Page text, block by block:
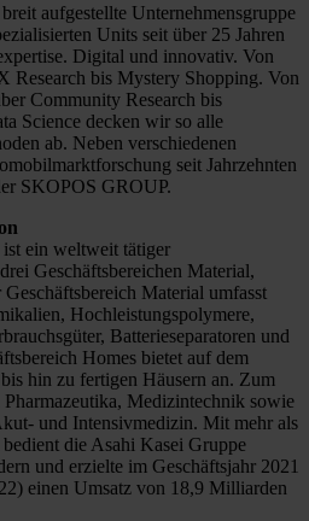
aufgestellte Unternehmensgruppe
Units seit über 25 Jahren
Digital und innovativ. Von
Research bis Mystery Shopping. Von
Community Research bis
Science decken wir so alle
ab. Neben verschiedenen
seit Jahrzehnten
SKOPOS GROUP.
ein weltweit tätiger
Geschäftsbereichen Material,
Material umfasst
Hochleistungspolymere,
Batterieseparatoren und
Homes bietet auf dem
hin zu fertigen Häusern an. Zum
Medizintechnik sowie
und Intensivmedizin. Mit mehr als
die Asahi Kasei Gruppe
und erzielte im Geschäftsjahr 2021
einen Umsatz von 18,9 Milliarden